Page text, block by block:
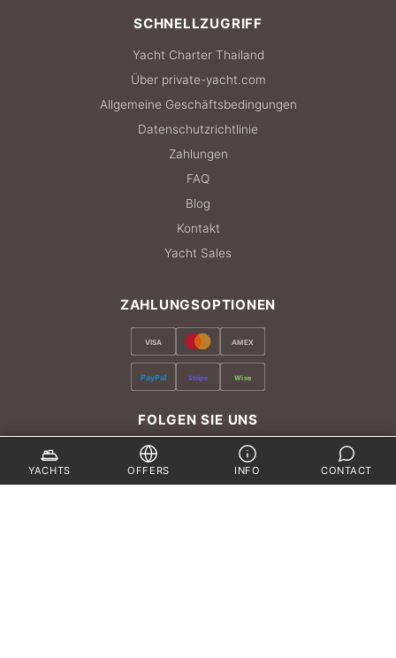
SCHNELLZUGRIFF
Yacht Charter Thailand
Über private-yacht.com
Allgemeine Geschäftsbedingungen
Datenschutzrichtlinie
Zahlungen
FAQ
Blog
Kontakt
Yacht Sales
ZAHLUNGSOPTIONEN
VISA AMEX
PayPal Stripe Wise
FOLGEN SIE UNS
YACHTS OFFERS INFO CONTACT